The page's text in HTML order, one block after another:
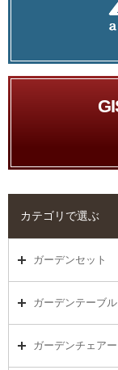
カテゴリで選ぶ
ガーデンセット
ガーデンセット（
ガーデンテーブル
ガーデンテーブル
ガーデンチェアー